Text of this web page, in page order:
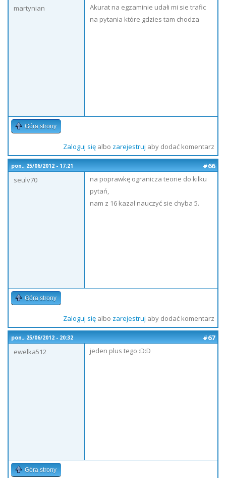
martynian
Akurat na egzaminie udałi mi sie trafic
na pytania które gdzies tam chodza
Góra strony
Zaloguj sięalbo zarejestruj aby dodać komentarz
pon., 25/06/2012 - 17:21
#66
seulv70
na poprawkę ogranicza teorie do kilku
pytań,
nam z 16 kazał nauczyć sie chyba 5.
Góra strony
Zaloguj sięalbo zarejestruj aby dodać komentarz
pon., 25/06/2012 - 20:32
#67
ewelka512
jeden plus tego :D:D
Góra strony